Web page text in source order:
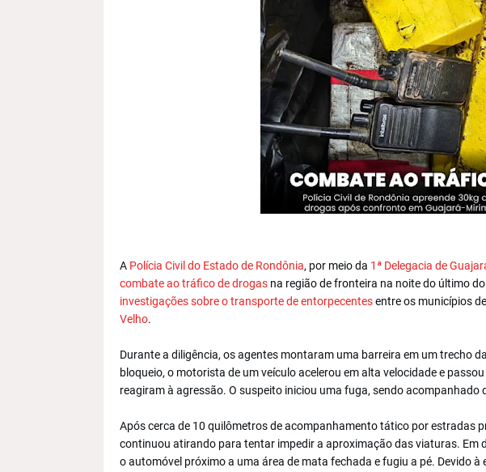
A Polícia Civil do Estado de Rondônia, por meio da 1ª Delegacia de
combate ao tráfico de drogasna região de fronteira na noite do último
investigações sobre o transporte de entorpecentesentre os municípios de
Velho.
Durante a diligência, os agentes montaram uma barreira em um trecho
bloqueio, o motorista de um veículo acelerou em alta velocidade e
reagiram à agressão. O suspeito iniciou uma fuga, sendo acompanhado
Após cerca de 10 quilômetros de acompanhamento tático por estradas
continuou atirando para tentar impedir a aproximação das viaturas. Em
o automóvel próximo a uma área de mata fechada e fugiu a pé. Devido à